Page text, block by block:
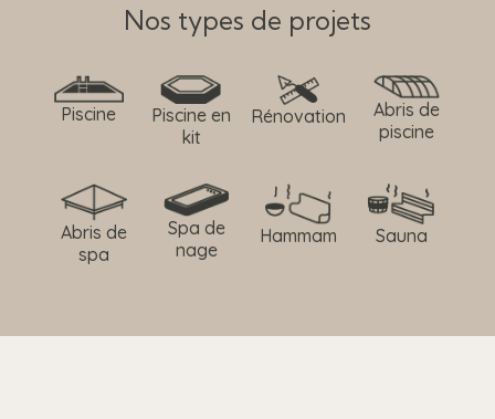
Nos types de projets
Piscine
Piscine en
kit
Rénovation
Abris de
piscine
Abris de
spa
Spa de
nage
Hammam Sauna